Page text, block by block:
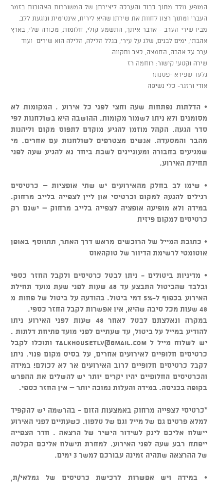
המופע נולד מתוך כבוד והערכה ליצירתן של המשוררות האהובות בזמר
העברי ומתוך רצון לחוות את שירתן שהיא לירית, אינטימית ונוגעת ללב.
מבין שירי הערב - אדבר איתך, התשמע קולי, חלומות, מכורה שלי, בארץ
אהבתי, ימים לבנים, שלג על עירי, בגלל הלילה, הלילה הוא שירים ועוד
ערב על אהבה, החמצה, כאב ותקווה.
שירה וקטעי קישור: רוחמה רז
גלעד שפירא -פסנתר
אודי ורזגר- כלי נשיפה
• הדלתות נפתחות שעה וחצי לפני כל אירוע . המקומות לא
מסומנים ולא ניתן לשמור מקומות. ההושבה היא בשולחנות לפי
סדר הגעה. הקהל מוזמן להגיע מוקדם לתפוס מקום וליהנות
מהבר והמסעדה. אנשים מצטרפים לשולחנות עם אחרים. מי
שמגיעים בחבורה ומעוניינים לשבת ביחד נא להגיע שעה לפני
תחילת האירוע.
• שימו לב בחלק מהאירועים יש שתי אופציות – כרטיסים
רגילים להגעה למקום וכרטיסי און ליין לצפייה בלייב מרחוק.
במידה ולא מופיעה אופציה לצפייה בלייב מרחוק – ישנם רק
כרטיסים למקום פיזית
• כתובת המייל של הרוכשים מראש דרך האתר, תתווסף באופן
אוטומטי לרשימת הדיוור של טוקהאוס
• מדיניות ביטולים - ניתן לבטל כרטיסים ולקבל החזר כספי
ובלבד שהביטול התבצע עד 48 שעות לפני שעת מועד תחילת
האירוע בכפוף ל-5% דמי ביטול. בהודעה על ביטול של פחות מ
48 שעות מכל סיבה שהיא, אין אפשרות לקבל החזר כספי.
במקרה ונאלצתם לבטל לאחר 48 שעות לפני האירוע ניתן
להודיע במייל על ביטול, עד שעתיים לפני מועד פתיחת דלתות .
יש לשלוח מייל לtalkhousetlv@gmail.com ותוכלו לקבל
כרטיסים חלופיים לאירועים אחרים, על בסיס מקום פנוי. ניתן
לקבל כרטיסים חלופיים לרוב האירועים אך לא לכולם! במידה
והכרטיסים החלופיים יהיו יקרים יותר יש להשלים את ההפרש
בקופה בכניסה. במידה והעלות נמוכה יותר – אין החזר כספי.
*כרטיסי לצפייה מרחוק באמצעות הזום - בהרשמה יש להקפיד
למלא פרטים גם של מייל וגם של טלפון. כשעתיים לפני האירוע
יישלח אליכם לינק לשידור הישיר של הרצאה . חדר הצפייה
ייפתח רבע שעה לפני האירוע. למחרת תישלח אליכם הקלטה
של ההרצאה שתהיה זמינה עבורכם למשך 3 ימים.
• במידה ויש אפשרות לרכישת כרטיסים של גמלאי/ת,